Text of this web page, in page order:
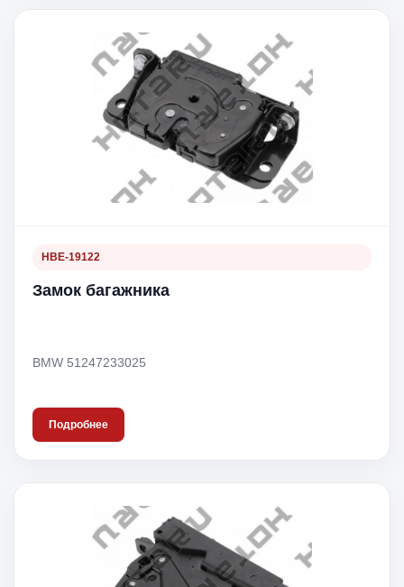
HBE-19122
Замок багажника
BMW 51247233025
Подробнее